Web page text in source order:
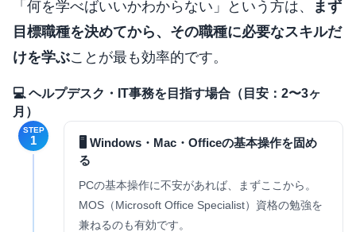
「何を学べばいいかわからない」という方は、
まず
目標職種を決めてから、その職種に必要なスキルだ
けを学ぶことが最も効率的です。
💻 ヘルプデスク・IT事務を目指す場合（目安：2〜3ヶ
月）
STEP
1
🖥 Windows・Mac・Officeの基本操作を固め
る
PCの基本操作に不安があれば、まずここから。
MOS（Microsoft Office Specialist）資格の勉強を
兼ねるのも有効です。